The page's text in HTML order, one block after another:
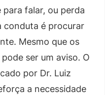
falar, ou perda
conduta é procurar
Mesmo que os
ser um aviso. O
por Dr. Luiz
a necessidade